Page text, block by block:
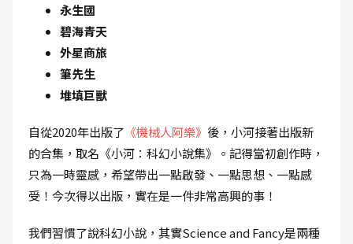
永生國
碧海青天
外星商旅
筆先生
堆填巨獸
自從2020年出版了 《機械人阿樂》 後，小河接著出版新
的合集，取名《小河：科幻小說集》。記得當初創作時，
只為一時靈感，希望帶出一點啟發、一點思想、一點感
受！今次得以出版，實在是一件非常高興的事！
我們習慣了說科幻小說，其實Science and Fancy是兩種